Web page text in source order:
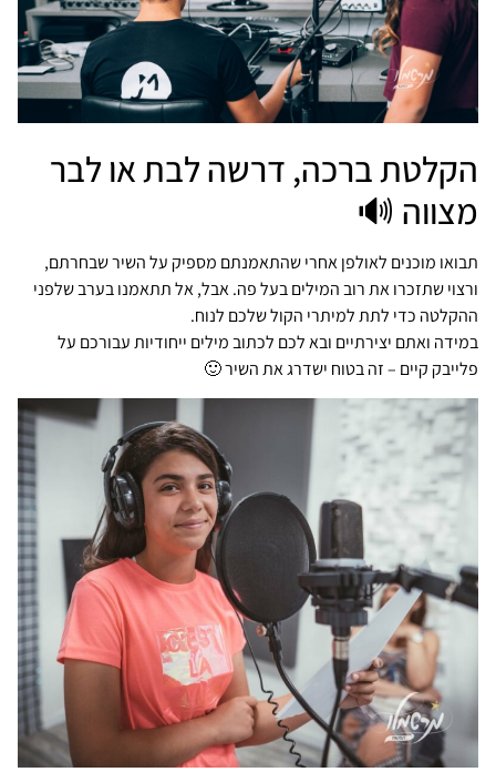
הקלטת ברכה, דרשה לבת או לבר
מצווה 🔊
תבואו מוכנים לאולפן אחרי שהתאמנתם מספיק על השיר שבחרתם,
ורצוי שתזכרו את רוב המילים בעל פה. אבל, אל תתאמנו בערב שלפני
ההקלטה כדי לתת למיתרי הקול שלכם לנוח.
במידה ואתם יצירתיים ובא לכם לכתוב מילים ייחודיות עבורכם על
פלייבק קיים – זה בטוח ישדרג את השיר 🙂